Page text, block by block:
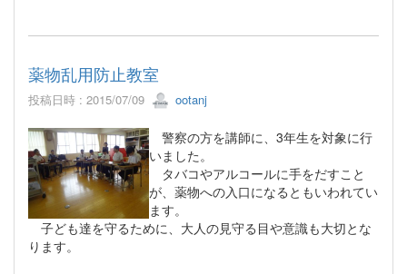
薬物乱用防止教室
投稿日時 : 2015/07/09 ootanj
警察の方を講師に、3年生を対象に行
いました。
タバコやアルコールに手をだすこと
が、薬物への入口になるともいわれてい
ます。
子ども達を守るために、大人の見守る目や意識も大切とな
ります。